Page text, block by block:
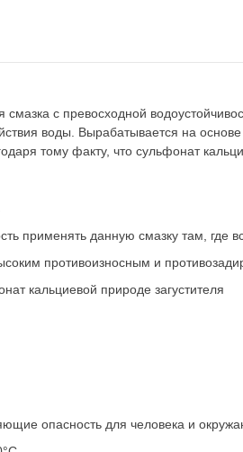
с превосходной
воды. Вырабатывается на
тому факту, что сульфонат
применять данную смазку там, где
противоизносным и
кальциевой природе загустителя
опасность для человека и